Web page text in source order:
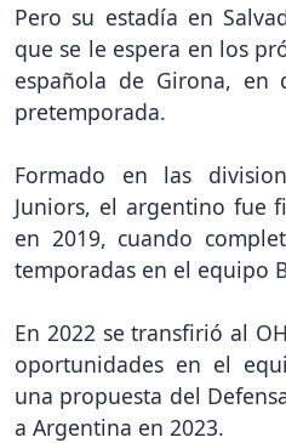
Pero su estadía en
que se le espera en los
española de Girona, en
pretemporada.
Formado en las
Juniors, el argentino fue
en 2019, cuando
temporadas en el equipo
En 2022 se transfirió al
oportunidades en el
una propuesta del
a Argentina en 2023.